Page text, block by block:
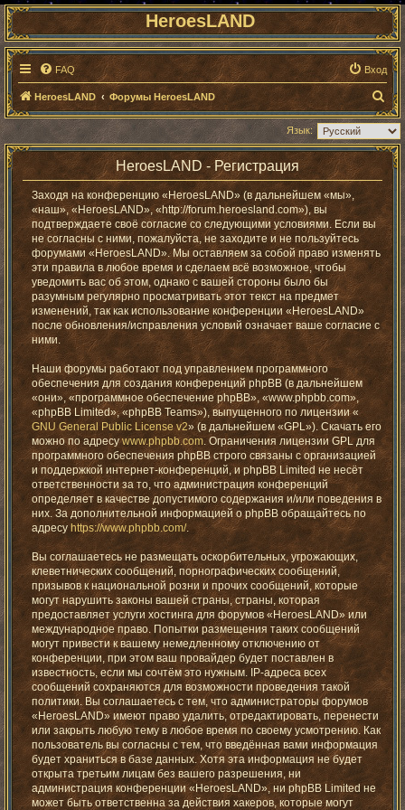
HeroesLAND
FAQ Вход
HeroesLAND Форумы HeroesLAND
П
о
и
Язык:
HeroesLAND - Регистрация
Заходя на конференцию «HeroesLAND» (в дальнейшем «мы»,
«наш», «HeroesLAND», «http://forum.heroesland.com»), вы
подтверждаете своё согласие со следующими условиями. Если вы
не согласны с ними, пожалуйста, не заходите и не пользуйтесь
форумами «HeroesLAND». Мы оставляем за собой право изменять
эти правила в любое время и сделаем всё возможное, чтобы
уведомить вас об этом, однако с вашей стороны было бы
разумным регулярно просматривать этот текст на предмет
изменений, так как использование конференции «HeroesLAND»
после обновления/исправления условий означает ваше согласие с
ними.
Наши форумы работают под управлением программного
обеспечения для создания конференций phpBB (в дальнейшем
«они», «программное обеспечение phpBB», «www.phpbb.com»,
«phpBB Limited», «phpBB Teams»), выпущенного по лицензии «
GNU General Public License v2» (в дальнейшем «GPL»). Скачать его
можно по адресуwww.phpbb.com. Ограничения лицензии GPL для
программного обеспечения phpBB строго связаны с организацией
и поддержкой интернет-конференций, и phpBB Limited не несёт
ответственности за то, что администрация конференций
определяет в качестве допустимого содержания и/или поведения в
них. За дополнительной информацией о phpBB обращайтесь по
адресу https://www.phpbb.com/.
Вы соглашаетесь не размещать оскорбительных, угрожающих,
клеветнических сообщений, порнографических сообщений,
призывов к национальной розни и прочих сообщений, которые
могут нарушить законы вашей страны, страны, которая
предоставляет услуги хостинга для форумов «HeroesLAND» или
международное право. Попытки размещения таких сообщений
могут привести к вашему немедленному отключению от
конференции, при этом ваш провайдер будет поставлен в
известность, если мы сочтём это нужным. IP-адреса всех
сообщений сохраняются для возможности проведения такой
политики. Вы соглашаетесь с тем, что администраторы форумов
«HeroesLAND» имеют право удалить, отредактировать, перенести
или закрыть любую тему в любое время по своему усмотрению. Как
пользователь вы согласны с тем, что введённая вами информация
будет храниться в базе данных. Хотя эта информация не будет
открыта третьим лицам без вашего разрешения, ни
администрация конференции «HeroesLAND», ни phpBB Limited не
может быть ответственна за действия хакеров, которые могут